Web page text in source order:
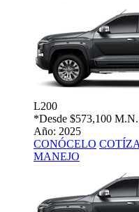
L200
*Desde $573,100 M.N.
Año: 2025
CONÓCELO
MANEJO